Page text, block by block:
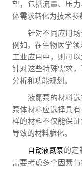
望，包括流量、压
体需求转化为技术参
针对不同应用场景
例如，在生物医学
工业应用中，则可
针对这些特殊需求
分析和功能规划。
液氮泵的材料选择
泵体材料应选择具
样的材料不仅能保
导致的材料脆化。
自动液氮泵 的定
需要考虑多个因素